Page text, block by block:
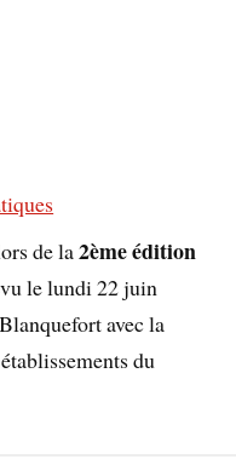
de la2ème édition
le lundi 22 juin
avec la
du